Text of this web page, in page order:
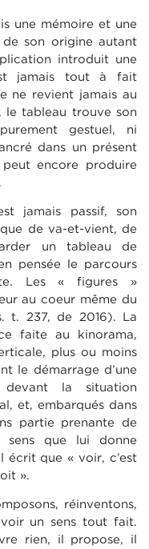
une mémoire et une
son origine autant
introduit une
jamais tout à fait
ne revient jamais au
le tableau trouve son
gestuel, ni
dans un présent
encore produire
jamais passif, son
de va-et-vient, de
un tableau de
pensée le parcours
Les « figures »
au coeur même du
t. 237, de 2016). La
faite au kinorama,
plus ou moins
le démarrage d’une
la situation
et, embarqués dans
partie prenante de
sens que lui donne
écrit que « voir, c’est
».
réinventons,
un sens tout fait.
rien, il propose, il